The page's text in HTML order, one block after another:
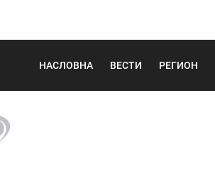
НАСЛОВНА ВЕСТИ РЕГИОН